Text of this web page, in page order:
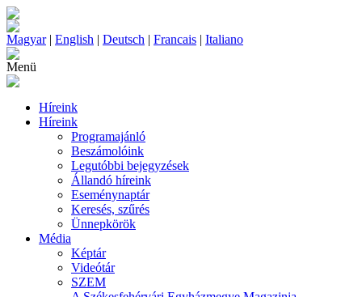
Magyar| English | Deutsch | Francais | Italiano
Menü
Híreink
Híreink
Programajánló
Beszámolóink
Legutóbbi bejegyzések
Állandó híreink
Eseménynaptár
Keresés, szűrés
Ünnepkörök
Média
Képtár
Videótár
SZEM